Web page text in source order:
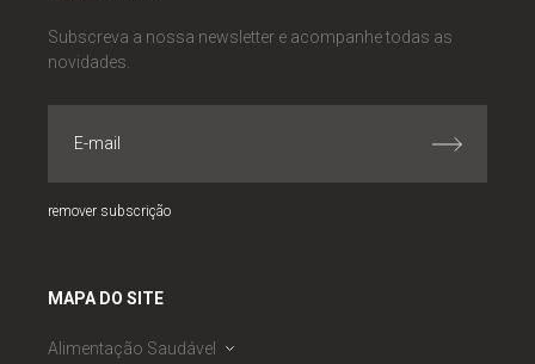
Subscreva a nossa newsletter e acompanhe todas as
novidades.
remover subscrição
MAPA DO SITE
Alimentação Saudável